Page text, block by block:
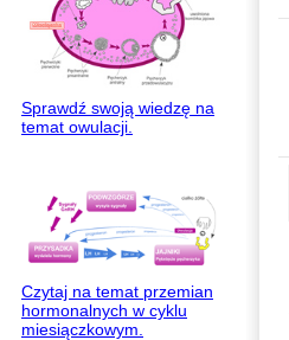
Sprawdź swoją wiedzę na
temat owulacji.
Czytaj na temat przemian
hormonalnych w cyklu
miesiączkowym.